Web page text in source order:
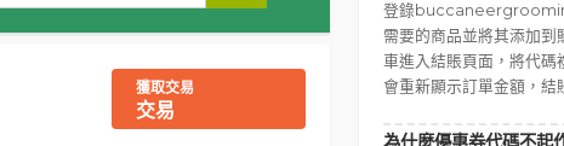
獲取交易
交易
登錄
需要的商品並將其添加到
車進入結賬頁面，將代碼
會重新顯示訂單金額，結